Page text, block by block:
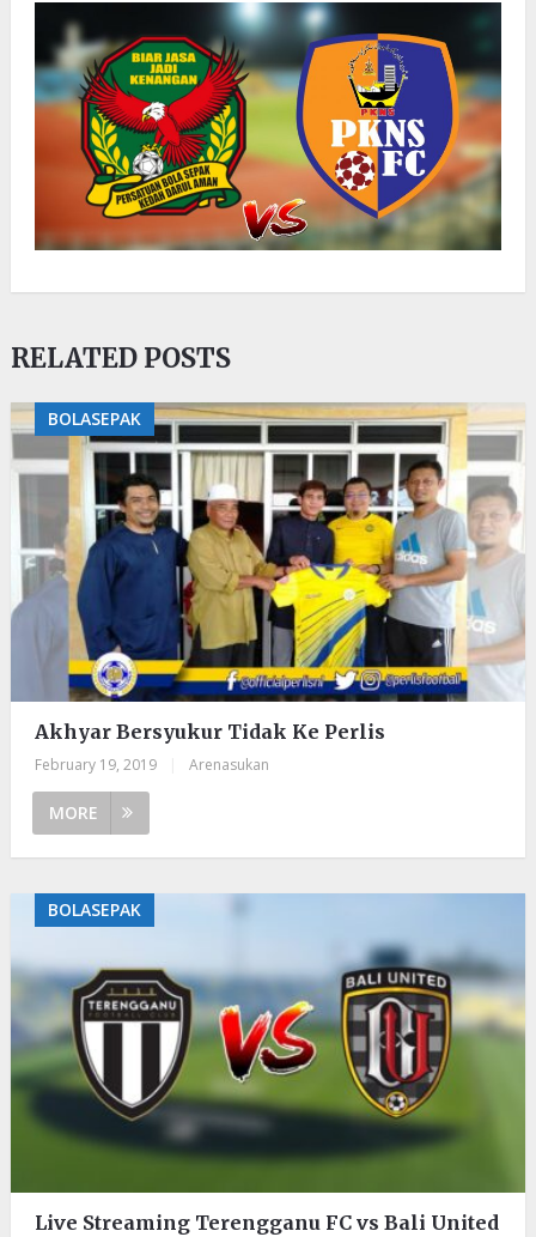
RELATED POSTS
BOLASEPAK
Akhyar Bersyukur Tidak Ke Perlis
February 19, 2019 Arenasukan
MORE
BOLASEPAK
Live Streaming Terengganu FC vs Bali United